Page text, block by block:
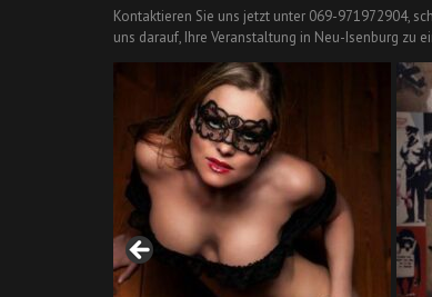
Kontaktieren Sie uns jetzt unter 069-971972904,
uns darauf, Ihre Veranstaltung in Neu-Isenburg zu